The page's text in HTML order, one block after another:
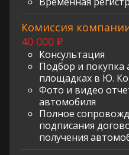
Комиссия
40 000 ₽
Консультация
Подбор и покупка
площадках в Ю.
Фото и видео
автомобиля
Полное
подписания
получения